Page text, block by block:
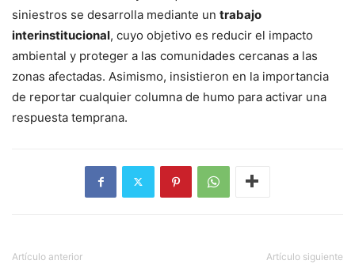
siniestros se desarrolla mediante un trabajo
interinstitucional, cuyo objetivo es reducir el impacto
ambiental y proteger a las comunidades cercanas a las
zonas afectadas. Asimismo, insistieron en la importancia
de reportar cualquier columna de humo para activar una
respuesta temprana.
Artículo anterior Artículo siguiente